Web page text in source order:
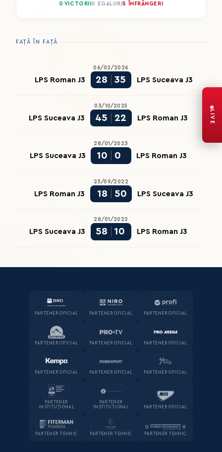
0 VICTORII 0 EGALURI5 ÎNFRÂNGERI
FAȚĂ ÎN FAȚĂ
06/02/2026
LPS Roman J3 28 35 LPS Suceava J3
03/10/2025
LPS Suceava J3 45 22 LPS Roman J3
28/01/2023
LPS Suceava J3 10 0 LPS Roman J3
23/09/2022
LPS Roman J3 18 50 LPS Suceava J3
28/01/2022
LPS Suceava J3 58 10 LPS Roman J3
PARTENER OFICIAL PARTENER OFICIAL PARTENER OFICIAL
PARTENER OFICIAL PARTENER OFICIAL PARTENER OFICIAL
PARTENER OFICIAL PARTENER OFICIAL PARTENER OFICIAL
PARTENER
INSTITUȚIONAL
PARTENER
INSTITUȚIONAL
PARTENER OFICIAL
PARTENER TEHNIC PARTENER TEHNIC PARTENER TEHNIC
LIVE